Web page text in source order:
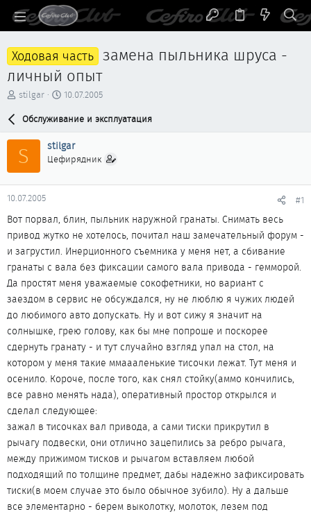
Ходовая часть замена пыльника шруса -
личный опыт
А
р
т
м
ы
stilgar
Д
т
н
а
а
10.07.2005
Обслуживание и эксплуатация
S stilgar
Цефирядник
10.07.2005 #1
Вот порвал, блин, пыльник наружной гранаты. Снимать весь
привод жутко не хотелось, почитал наш замечательный форум -
и загрустил. Инерционного съемника у меня нет, а сбивание
гранаты с вала без фиксации самого вала привода - гемморой.
Да простят меня уважаемые сокофетники, но вариант с
заездом в сервис не обсуждался, ну не люблю я чужих людей
до любимого авто допускать. Ну и вот сижу я значит на
солнышке, грею голову, как бы мне попроше и поскорее
сдернуть гранату - и тут случайно взгляд упал на стол, на
котором у меня такие ммаааленькие тисочки лежат. Тут меня и
осенило. Короче, после того, как снял стойку(аммо кончились,
все равно менять нада), оперативный простор открылся и
сделал следующее:
зажал в тисочках вал привода, а сами тиски прикрутил в
рычагу подвески, они отлично зацепились за ребро рычага,
между прижимом тисков и рычагом вставляем любой
подходящий по толщине предмет, дабы надежно зафиксировать
тиски(в моем случае это было обычное зубило). Ну а дальше
все элементарно - берем выколотку, молоток, лезем под